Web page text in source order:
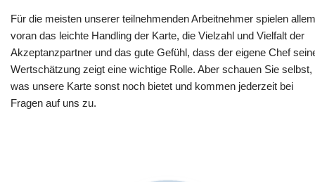
Für die meisten unserer teilnehmenden Arbeitnehmer spielen allem
voran das leichte Handling der Karte, die Vielzahl und Vielfalt der
Akzeptanzpartner und das gute Gefühl, dass der eigene Chef
Wertschätzung zeigt eine wichtige Rolle. Aber schauen Sie selbst,
was unsere Karte sonst noch bietet und kommen jederzeit bei
Fragen auf uns zu.